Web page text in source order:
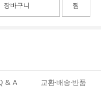
장바구니 찜
& A 교환·배송·반품